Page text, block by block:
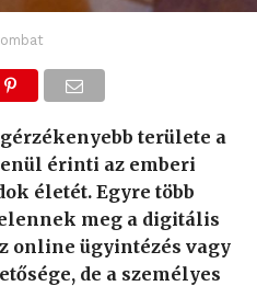
területe a
érinti az emberi
életét. Egyre több
meg a digitális
online ügyintézés vagy
de a személyes